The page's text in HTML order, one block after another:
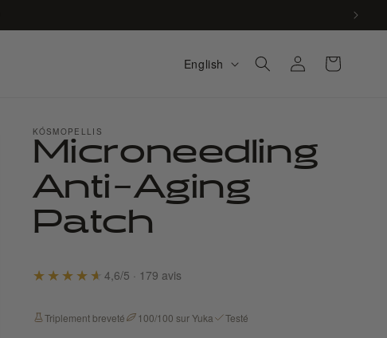
L
g
u
a
English
Log
in
Cart
KÓSMOPELLIS
Microneedling
Anti-Aging
Patch
4,6/5 · 179 avis
Triplement breveté 100/100 sur Yuka Testé